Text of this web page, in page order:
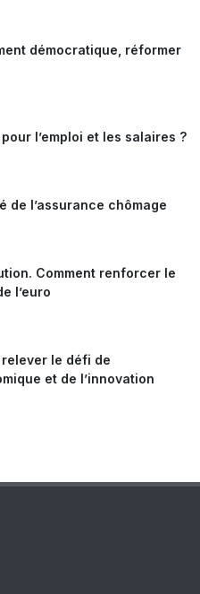
démocratique, réformer
l’emploi et les salaires ?
de l’assurance chômage
Comment renforcer le
l’euro
relever le défi de
et de l’innovation